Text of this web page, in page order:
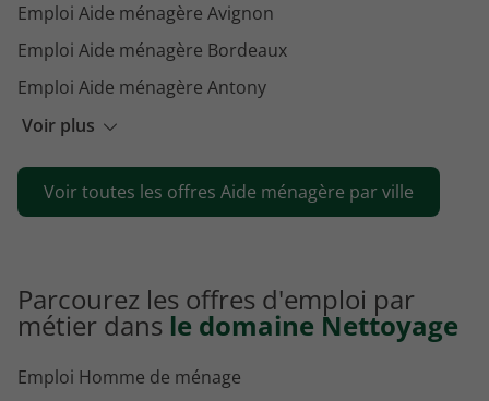
Voir plus
Emploi Aide ménagère Avignon
Emploi Aide ménagère Bordeaux
Emploi Aide ménagère Antony
Emploi Aide ménagère Clermont-Ferrand
Emploi Aide ménagère Toulouse
Emploi Aide ménagère Lille
Voir toutes les offres Aide ménagère par ville
Parcourez les offres d'emploi par
métier dans le domaine Nettoyage
Emploi Homme de ménage